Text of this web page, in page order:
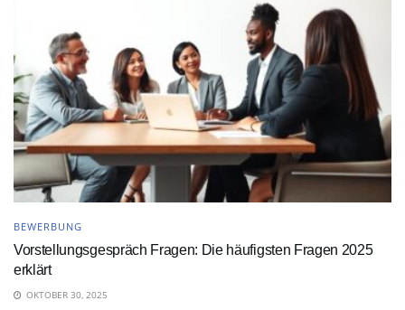
BEWERBUNG
Vorstellungsgespräch Fragen: Die häufigsten Fragen 2025
erklärt
OKTOBER 30, 2025